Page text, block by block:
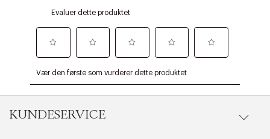
KUNDESERVICE